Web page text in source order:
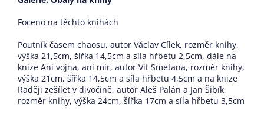
Foceno na těchto knihách
Poutník časem chaosu, autor Václav Cílek, rozměr knihy,
výška 21,5cm, šířka 14,5cm a síla hřbetu 2,5cm, dále na
knize Ani vojna, ani mír, autor Vít Smetana, rozměr knihy,
výška 21cm, šířka 14,5cm a síla hřbetu 4,5cm a na knize
Raději zešílet v divočině, autor Aleš Palán a Jan Šibík,
rozměr knihy, výška 24cm, šířka 17cm a síla hřbetu 3,5cm